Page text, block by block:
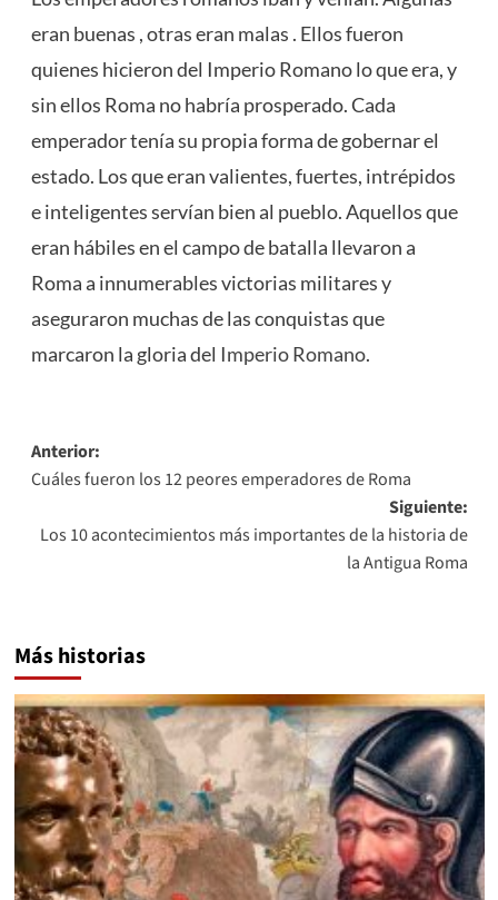
eran buenas , otras eran malas . Ellos fueron
quienes hicieron del Imperio Romano lo que era, y
sin ellos Roma no habría prosperado. Cada
emperador tenía su propia forma de gobernar el
estado. Los que eran valientes, fuertes, intrépidos
e inteligentes servían bien al pueblo. Aquellos que
eran hábiles en el campo de batalla llevaron a
Roma a innumerables victorias militares y
aseguraron muchas de las conquistas que
marcaron la gloria del Imperio Romano.
Navegación
de
entradas
Anterior:
Cuáles fueron los 12 peores emperadores de Roma
Siguiente:
Los 10 acontecimientos más importantes de la historia de
la Antigua Roma
Más historias